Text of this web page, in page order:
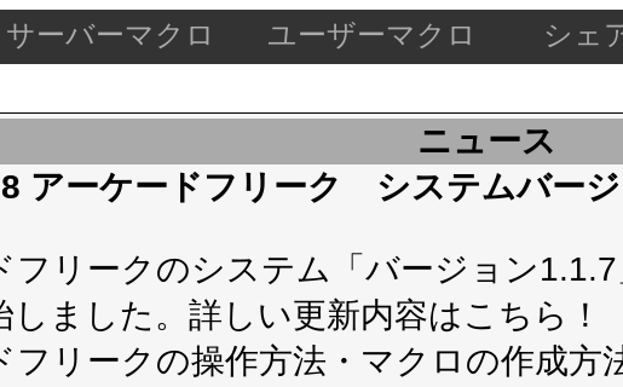
サーバーマクロ ユーザーマクロ シェ
ニュース
アーケードフリーク システムバージ
フリークのシステム「バージョン
しました。詳しい更新内容はこちら！
フリークの操作方法・マクロの作成方